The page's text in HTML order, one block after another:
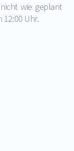
wie geplant
12:00 Uhr.